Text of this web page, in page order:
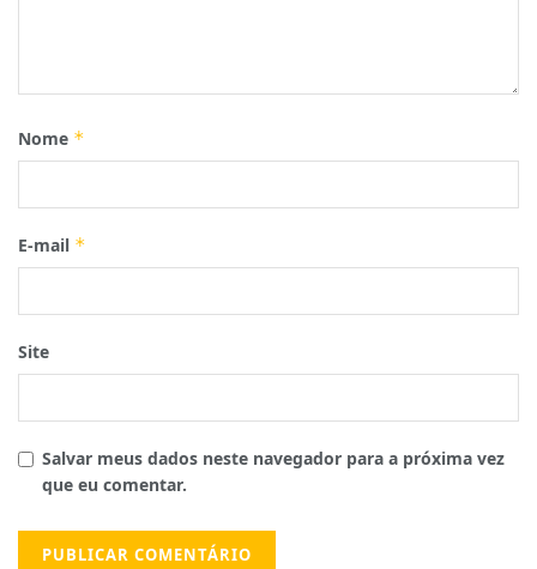
Nome *
E-mail *
Site
Salvar meus dados neste navegador para a próxima vez
que eu comentar.